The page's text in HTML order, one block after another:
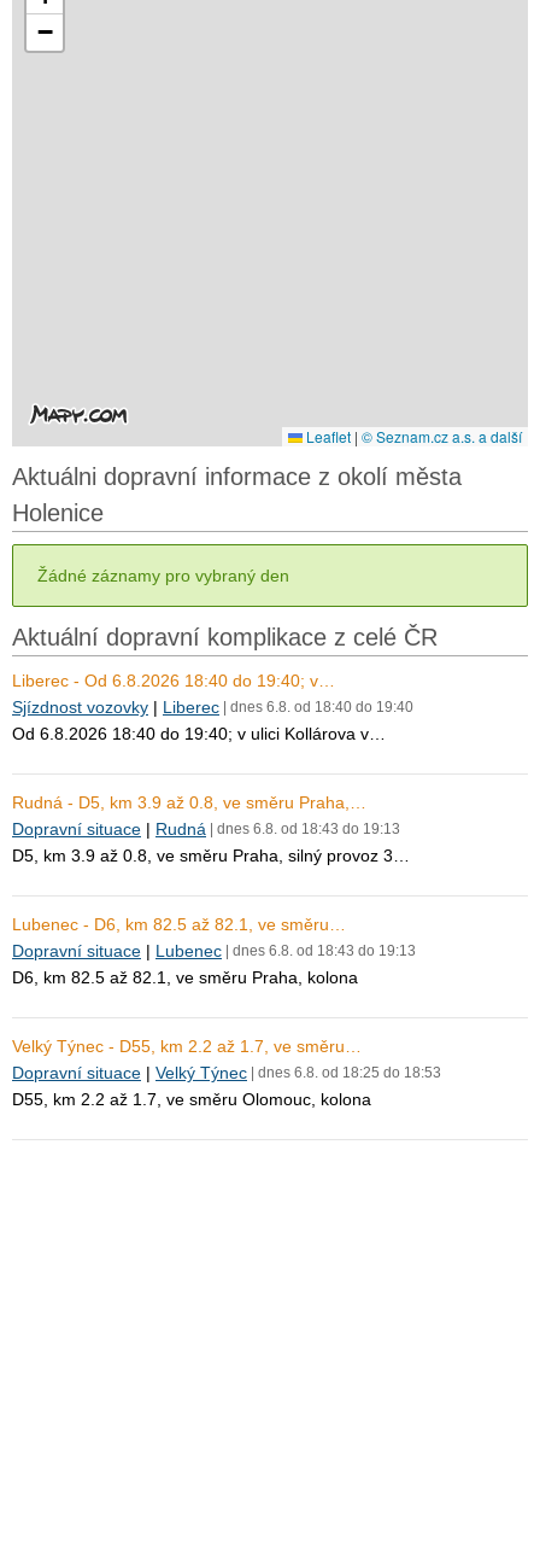
−
Leaflet | © Seznam.cz a.s. a další
Aktuálni dopravní informace z okolí města
Holenice
Žádné záznamy pro vybraný den
Aktuální dopravní komplikace z celé ČR
Liberec - Od 6.8.2026 18:40 do 19:40; v…
Sjízdnost vozovky | Liberec | dnes 6.8. od 18:40 do 19:40
Od 6.8.2026 18:40 do 19:40; v ulici Kollárova v…
Rudná - D5, km 3.9 až 0.8, ve směru Praha,…
Dopravní situace | Rudná | dnes 6.8. od 18:43 do 19:13
D5, km 3.9 až 0.8, ve směru Praha, silný provoz 3…
Lubenec - D6, km 82.5 až 82.1, ve směru…
Dopravní situace | Lubenec | dnes 6.8. od 18:43 do 19:13
D6, km 82.5 až 82.1, ve směru Praha, kolona
Velký Týnec - D55, km 2.2 až 1.7, ve směru…
Dopravní situace | Velký Týnec | dnes 6.8. od 18:25 do 18:53
D55, km 2.2 až 1.7, ve směru Olomouc, kolona